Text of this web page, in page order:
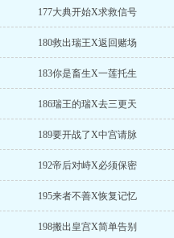
177大典开始X求救信号
180救出瑞王X返回赌场
183你是畜生X一莲托生
186瑞王的瑞X去三更天
189要开战了X中宫请脉
192帝后对峙X必须保密
195来者不善X恢复记忆
198搬出皇宫X简单告别